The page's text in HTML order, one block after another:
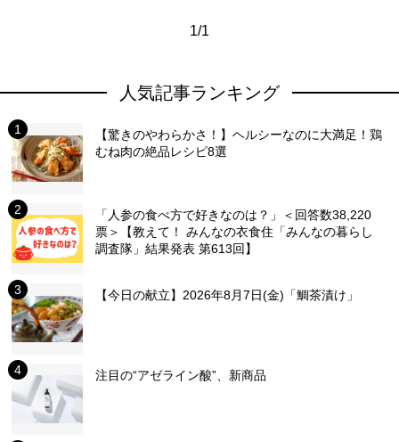
1/1
人気記事ランキング
【驚きのやわらかさ！】ヘルシーなのに大満足！鶏
むね肉の絶品レシピ8選
「人参の食べ方で好きなのは？」＜回答数38,220
票＞【教えて！ みんなの衣食住「みんなの暮らし
調査隊」結果発表 第613回】
【今日の献立】2026年8月7日(金)「鯛茶漬け」
注目の“アゼライン酸”、新商品